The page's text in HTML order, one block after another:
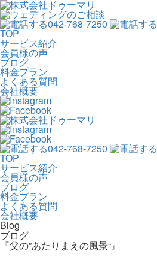
042-768-7250
TOP
サービス紹介
会員様の声
ブログ
料金プラン
よくある質問
会社概要
042-768-7250
TOP
サービス紹介
会員様の声
ブログ
料金プラン
よくある質問
会社概要
Blog
ブログ
『父の”あたりまえの風景“』